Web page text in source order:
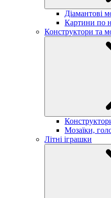
Діамантові
Картини по
Конструктори та
Мозаїки,
Літні іграшки